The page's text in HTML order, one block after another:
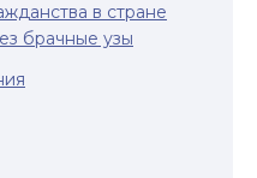
в стране
брачные узы